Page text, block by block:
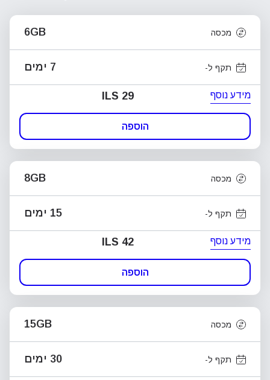
מכסה 6GB
תקף ל- 7 ימים
מידע נוסף ILS 29
הוספה
מכסה 8GB
תקף ל- 15 ימים
מידע נוסף ILS 42
הוספה
מכסה 15GB
תקף ל- 30 ימים